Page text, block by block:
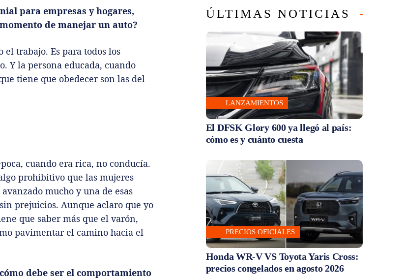
para empresas y hogares,
de manejar un auto?
el trabajo. Es para todos los
Y la persona educada, cuando
tiene que obedecer son las del
cuando era rica, no conducía.
prohibitivo que las mujeres
mucho y una de esas
prejuicios. Aunque aclaro que yo
que saber más que el varón,
pavimentar el camino hacia el
debe ser el comportamiento
ÚLTIMAS NOTICIAS
LANZAMIENTOS
El DFSK Glory 600 ya llegó al país:
cómo es y cuánto cuesta
PRECIOS OFICIALES
Honda WR-V VS Toyota Yaris Cross:
precios congelados en agosto 2026